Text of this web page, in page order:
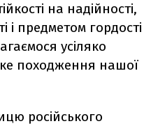
на надійності,
і предметом гордості
усіляко
походження нашої
російського